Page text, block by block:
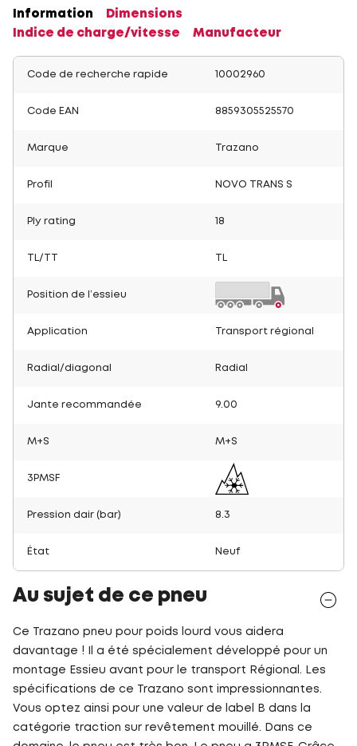
Information
Dimensions
Indice de charge/vitesse
Manufacteur
Code de recherche rapide 10002960
Code EAN 8859305525570
Marque Trazano
Profil NOVO TRANS S
Ply rating 18
TL/TT
Position de l’essieu
Application Transport régional
Radial/diagonal Radial
Jante recommandée 9.00
M+S M+S
3PMSF
Pression dair (bar) 8.3
État Neuf
Au sujet de ce pneu
Ce Trazano pneu pour poids lourd vous aidera
davantage ! Il a été spécialement développé pour un
montage Essieu avant pour le transport Régional. Les
spécifications de ce Trazano sont impressionnantes.
Vous optez ainsi pour une valeur de label B dans la
catégorie traction sur revêtement mouillé. Dans ce